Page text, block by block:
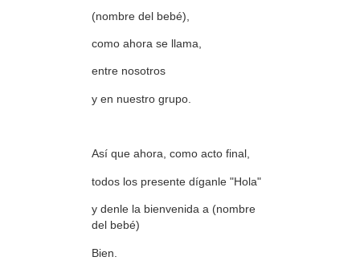
(nombre del bebé),
como ahora se llama,
entre nosotros
y en nuestro grupo.
Así que ahora, como acto final,
todos los presente díganle "Hola"
y denle la bienvenida a (nombre
del bebé)
Bien.